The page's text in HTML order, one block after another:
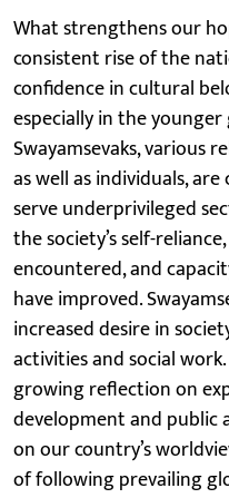
What strengthens our
consistent rise of the
confidence in cultural
especially in the
Swayamsevaks, various
as well as individuals,
serve underprivileged
the society’s self-
encountered, and
have improved.
increased desire in
activities and social
growing reflection on
development and
on our country’s
of following prevailing